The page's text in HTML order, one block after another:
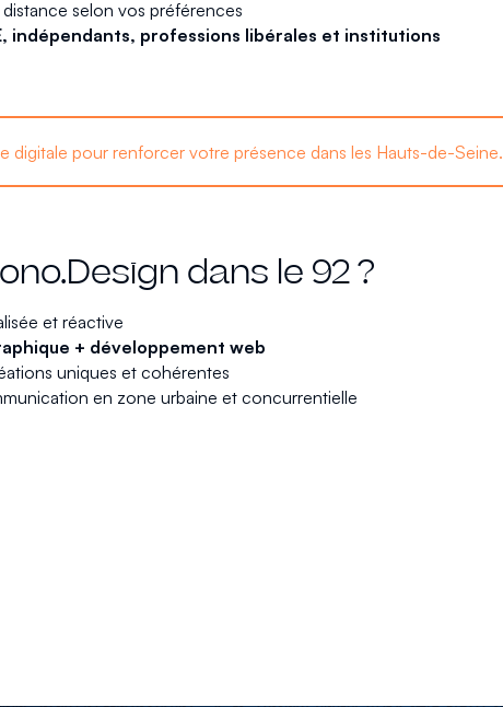
selon vos préférences
indépendants, professions libérales et institutions
digitale pour renforcer votre présence dans les Hauts-de-Seine.
dans le 92 ?
et réactive
+ développement web
uniques et cohérentes
en zone urbaine et concurrentielle